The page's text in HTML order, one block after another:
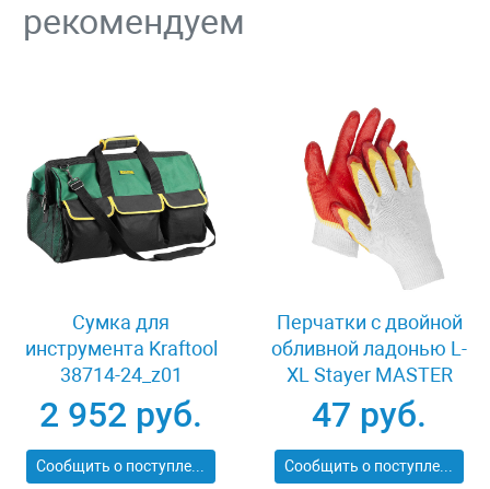
рекомендуем
Сумка для
инструмента Kraftool
38714-24_z01
2 952 руб.
Сообщить о поступлении
Перчатки c двойной
обливной ладонью L-
XL Stayer MASTER
11409-XL
47 руб.
Сообщить о поступлении